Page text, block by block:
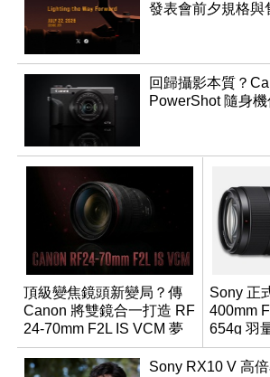
發表會前夕規格與
回歸攝影本質？
PowerShot 隨身
頂級變焦鏡頭新變局？傳
Canon 將雙鏡合一打造 RF
24-70mm F2L IS VCM 夢
幻規格
Sony 正
400mm
654g 羽
鬆
Sony RX10 V 高